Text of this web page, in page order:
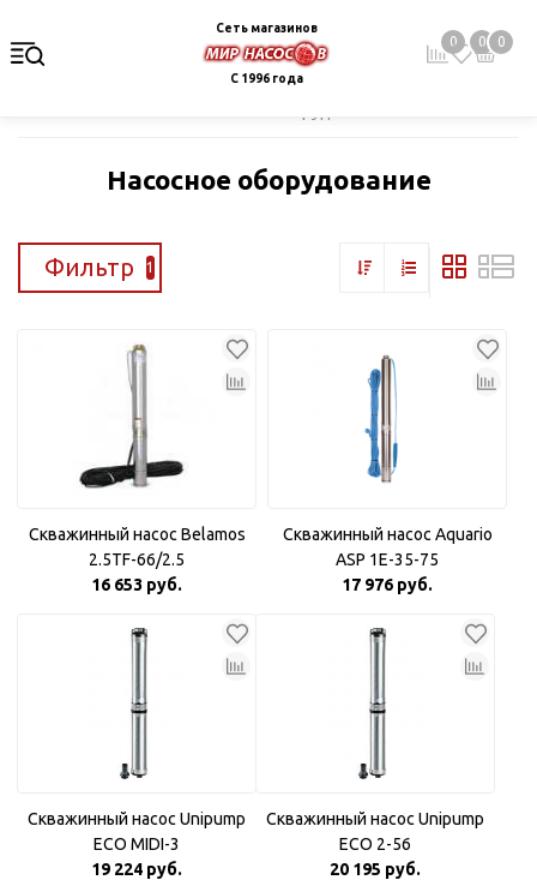
Сеть магазинов
С 1996 года
0 0 0
Насосное оборудование
Фильтр 1
Скважинный насос Belamos
2.5TF-66/2.5
16 653 руб.
Скважинный насос Aquario
ASP 1E-35-75
17 976 руб.
Скважинный насос Unipump
ECO MIDI-3
19 224 руб.
Скважинный насос Unipump
ECO 2-56
20 195 руб.